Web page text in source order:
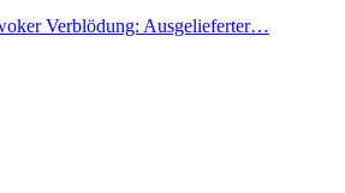
Verblödung: Ausgelieferter…